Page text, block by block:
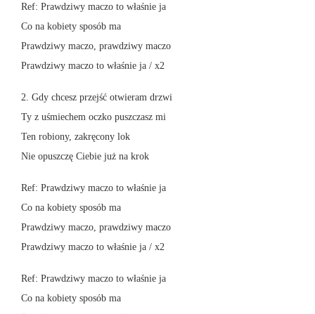
Ref: Prawdziwy maczo to właśnie ja
Co na kobiety sposób ma
Prawdziwy maczo, prawdziwy maczo
Prawdziwy maczo to właśnie ja / x2
2. Gdy chcesz przejść otwieram drzwi
Ty z uśmiechem oczko puszczasz mi
Ten robiony, zakręcony lok
Nie opuszczę Ciebie już na krok
Ref: Prawdziwy maczo to właśnie ja
Co na kobiety sposób ma
Prawdziwy maczo, prawdziwy maczo
Prawdziwy maczo to właśnie ja / x2
Ref: Prawdziwy maczo to właśnie ja
Co na kobiety sposób ma